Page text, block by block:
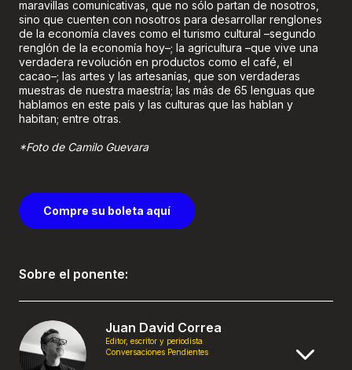
maravillas comunicativas, que no sólo partan de nosotros,
sino que cuenten con nosotros para desarrollar renglones
de la economía claves como el turismo cultural –segundo
renglón de la economía hoy–; la agricultura –que vive una
verdadera revolución en productos como el café, el
cacao–; las artes y las artesanías, que son verdaderas
muestras de nuestra maestría; las más de 65 lenguas que
hablamos en este país y las culturas que las hablan y
habitan; entre otras.
*Foto de Camilo Guevara
Compre su boleta aquí
Sobre el ponente:
Juan David Correa
Editor, escritor y periodista
Conversaciones Pendientes